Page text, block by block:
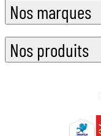
Nos marques
Nos produits